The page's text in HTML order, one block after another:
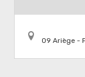
09 Ariège -